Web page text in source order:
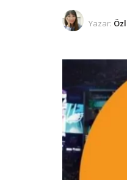
Yazar: